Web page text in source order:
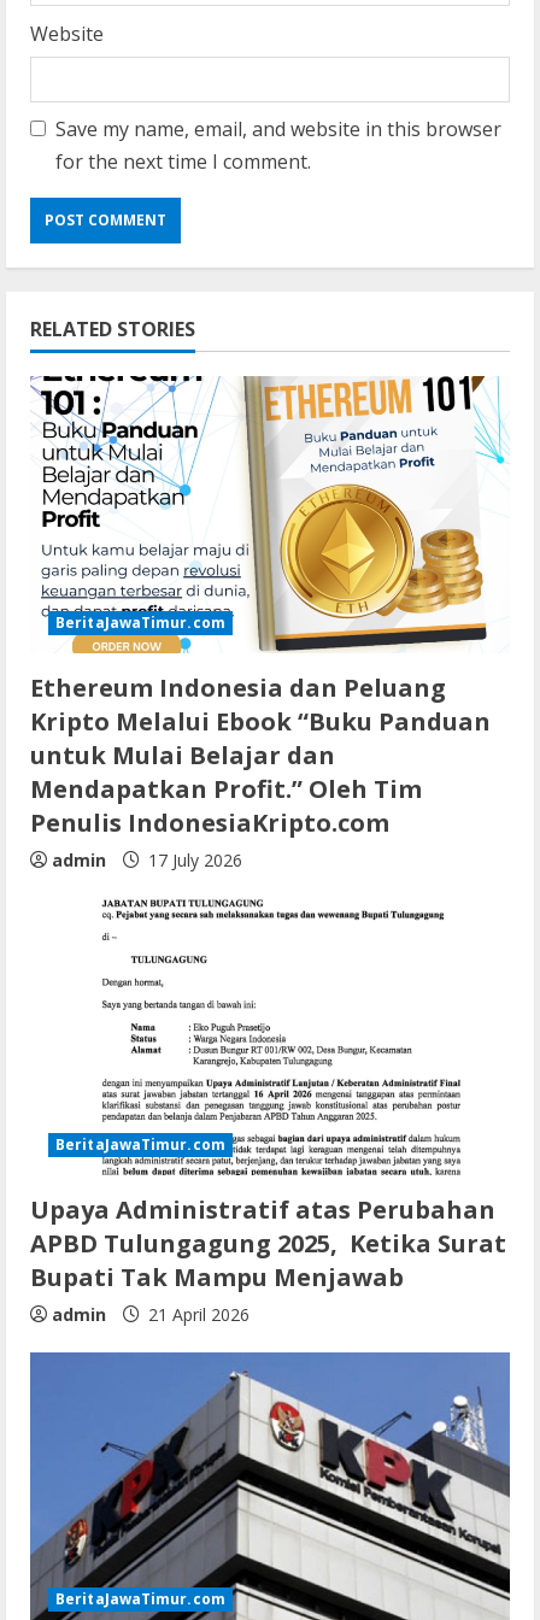
Website
Save my name, email, and website in this browser
for the next time I comment.
RELATED STORIES
BeritaJawaTimur.com
Ethereum Indonesia dan Peluang
Kripto Melalui Ebook “Buku Panduan
untuk Mulai Belajar dan
Mendapatkan Profit.” Oleh Tim
Penulis IndonesiaKripto.com
admin 17 July 2026
BeritaJawaTimur.com
Upaya Administratif atas Perubahan
APBD Tulungagung 2025, Ketika Surat
Bupati Tak Mampu Menjawab
admin 21 April 2026
BeritaJawaTimur.com